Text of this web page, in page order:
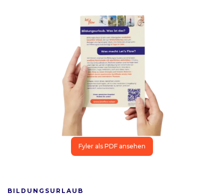
Fyler als PDF ansehen
BILDUNGSURLAUB